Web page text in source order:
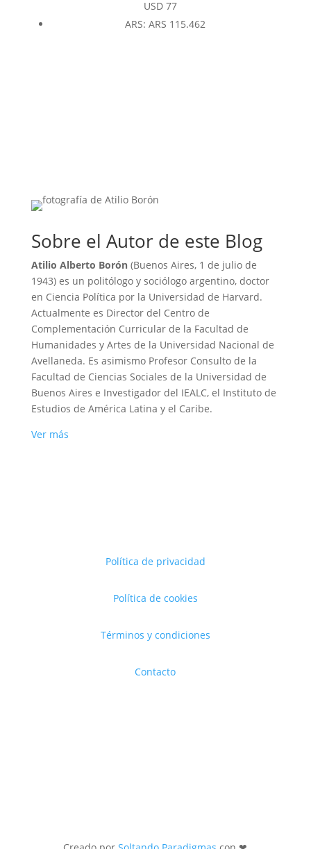
USD77
ARS: ARS 115.462
Sobre el Autor de este Blog
Atilio Alberto Borón(Buenos Aires, 1 de julio de
1943) es un politólogo y sociólogo argentino, doctor
en Ciencia Política por la Universidad de Harvard.
Actualmente es Director del Centro de
Complementación Curricular de la Facultad de
Humanidades y Artes de la Universidad Nacional de
Avellaneda. Es asimismo Profesor Consulto de la
Facultad de Ciencias Sociales de la Universidad de
Buenos Aires e Investigador del IEALC, el Instituto de
Estudios de América Latina y el Caribe.
Ver más
Política de privacidad
Política de cookies
Términos y condiciones
Contacto